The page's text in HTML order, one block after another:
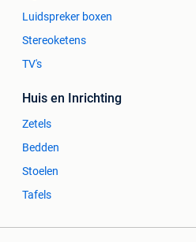
Luidspreker boxen
Stereoketens
TV's
Huis en Inrichting
Zetels
Bedden
Stoelen
Tafels